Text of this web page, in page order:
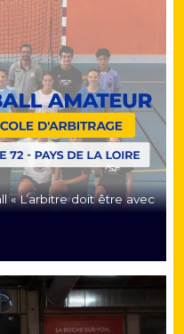
L’arbitre doit être avec